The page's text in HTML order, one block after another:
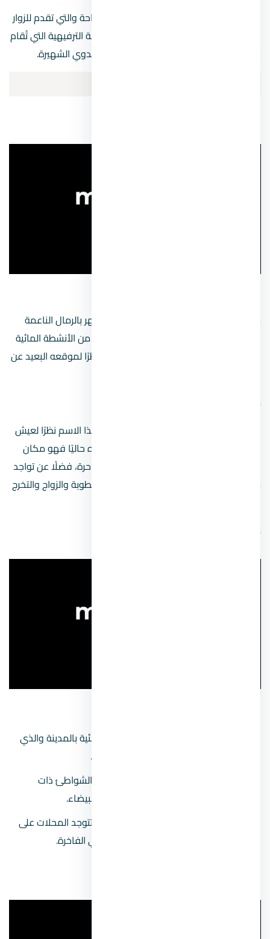
كما توجد خيام بدوية لقضاء بعض أوقات الراحة والتي تقدم للزوار
الشاي البدوي والمشويات، فضلًا عن الأنشطة الترفيهية التي تُقام
مثل الفقرات الاستعراضية وحلقات الرقص البدوي الشهيرة.
من أميز شواطئ مدينة شرم الشيخ حيث يشتهر بالرمال الناعمة
والمياه الزرقاء الصافية، وتُمارس فيه العديد من الأنشطة المائية
الممتعة، كما يتميز هذا الشاطئ بالهدوء نظرًا لموقعه البعيد عن
خليج القرش
على حسب بعض الأقاويل فإن تم تسميته بهذا الاسم نظرًا لعيش
القروش قديمًا في هذه البقعة، ولكن ما نراه حاليًا فهو مكان
شاطئي مميز أمن تمامًا ويمتاز بالطبيعة الساحرة، فضلًا عن تواجد
مراكز به لإقامة الاحتفالات مثل احتفالات الخطوبة والزواج والتخرج
خليج نعمة
يعد من أشهر المواقع السياحية والشاطئية بالمدينة والذي
يأتي إليه السياح عند زيارتهم لشرم الشيخ.
يضم الفنادق والقري السياحية الراقية والشواطئ ذات
المنظر الساحر والمياه الصافية برمالها البيضاء.
يضم خليج نعمة ممشي سياحي طويل، تتوجد المحلات على
جانبيه، كما توجد به المطاعم والمقاهي الفاخرة.